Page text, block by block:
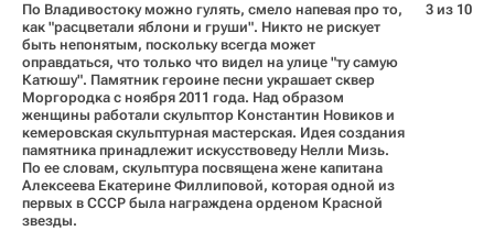
По Владивостоку можно гулять, смело напевая про то,
как "расцветали яблони и груши". Никто не рискует
быть непонятым, поскольку всегда может
оправдаться, что только что видел на улице "ту самую
Катюшу". Памятник героине песни украшает сквер
Моргородка с ноября 2011 года. Над образом
женщины работали скульптор Константин Новиков и
кемеровская скульптурная мастерская. Идея создания
памятника принадлежит искусствоведу Нелли Мизь.
По ее словам, скульптура посвящена жене капитана
Алексеева Екатерине Филлиповой, которая одной из
первых в СССР была награждена орденом Красной
звезды.
3 из 10